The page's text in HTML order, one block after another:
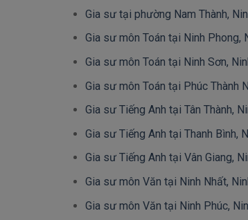
Gia sư tại phường Nam Thành,
Gia sư môn Toán tại Ninh Phong,
Gia sư môn Toán tại Ninh Sơn,
Gia sư môn Toán tại Phúc Thành
Gia sư Tiếng Anh tại Tân Thành,
Gia sư Tiếng Anh tại Thanh Bình,
Gia sư Tiếng Anh tại Vân Giang,
Gia sư môn Văn tại Ninh Nhất,
Gia sư môn Văn tại Ninh Phúc,